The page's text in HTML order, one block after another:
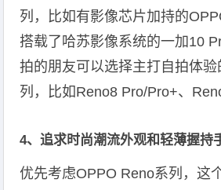
列，比如有影像芯片加持的
搭载了哈苏影像系统的一加10
拍的朋友可以选择主打自拍体
列，比如Reno8 Pro/Pro+、
4、追求时尚潮流外观和轻薄握持
优先考虑OPPO Reno系列，这